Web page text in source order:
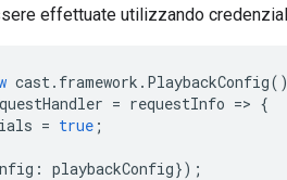
effettuate utilizzando
cast. framework . PlaybackConfig
= requestInfo => {
= true ;
: playbackConfig});